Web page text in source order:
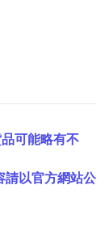
可能略有不
請以官方網站公